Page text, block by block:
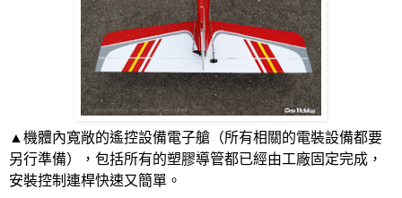
▲機體內寬敞的遙控設備電子艙（所有相關的電裝設備都要
另行準備），包括所有的塑膠導管都已經由工廠固定完成，
安裝控制連桿快速又簡單。